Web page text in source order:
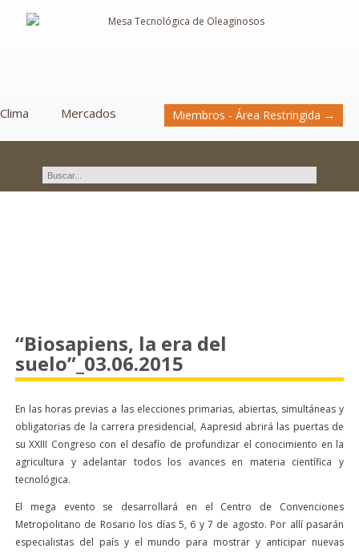
Clima Mercados Miembros - Área Restringida →
“Biosapiens, la era del
suelo”_03.06.2015
En las horas previas a las elecciones primarias, abiertas, simultáneas y
obligatorias de la carrera presidencial, Aapresid abrirá las puertas de
su XXIII Congreso con el desafío de profundizar el conocimiento en la
agricultura y adelantar todos los avances en materia científica y
tecnológica.
El mega evento se desarrollará en el Centro de Convenciones
Metropolitano de Rosario los días 5, 6 y 7 de agosto. Por allí pasarán
especialistas del país y el mundo para mostrar y anticipar nuevas